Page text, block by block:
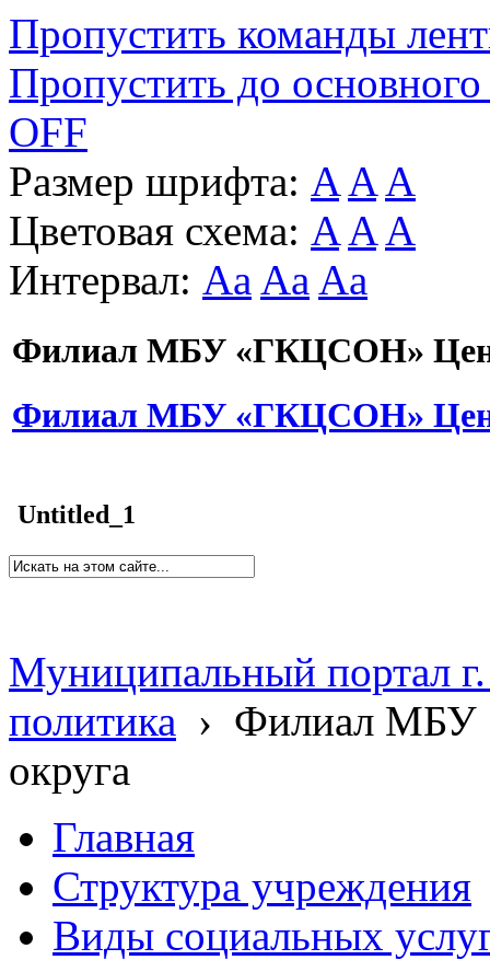
Пропустить команды
Пропустить до основного
OFF
Размер шрифта: A A A
Цветовая схема: A A A
Интервал: Aa Aa Aa
Филиал МБУ «ГКЦСОН»
Филиал МБУ «ГКЦСОН»
Untitled_1
Муниципальный портал
политика › Филиал МБУ
округа
Главная
Структура учреждения
Виды социальных